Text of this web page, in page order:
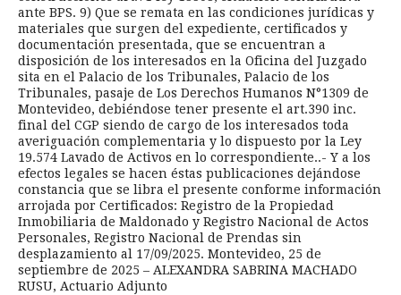
ante BPS. 9) Que se remata en las condiciones jurídicas y
materiales que surgen del expediente, certificados y
documentación presentada, que se encuentran a
disposición de los interesados en la Oficina del Juzgado
sita en el Palacio de los Tribunales, Palacio de los
Tribunales, pasaje de Los Derechos Humanos N°1309 de
Montevideo, debiéndose tener presente el art.390 inc.
final del CGP siendo de cargo de los interesados toda
averiguación complementaria y lo dispuesto por la Ley
19.574 Lavado de Activos en lo correspondiente..- Y a los
efectos legales se hacen éstas publicaciones dejándose
constancia que se libra el presente conforme información
arrojada por Certificados: Registro de la Propiedad
Inmobiliaria de Maldonado y Registro Nacional de Actos
Personales, Registro Nacional de Prendas sin
desplazamiento al 17/09/2025. Montevideo, 25 de
septiembre de 2025 – ALEXANDRA SABRINA MACHADO
RUSU, Actuario Adjunto